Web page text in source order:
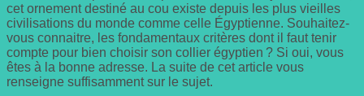
cet ornement destiné au cou existe depuis les plus vieilles
civilisations du monde comme celle Égyptienne. Souhaitez-
vous connaitre, les fondamentaux critères dont il faut tenir
compte pour bien choisir son collier égyptien ? Si oui, vous
êtes à la bonne adresse. La suite de cet article vous
renseigne suffisamment sur le sujet.